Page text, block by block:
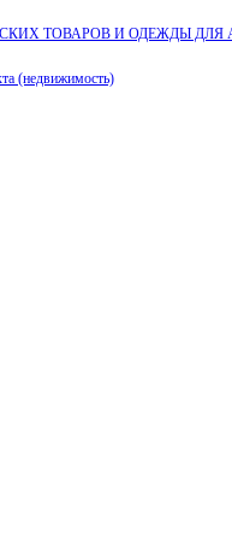
ТОВАРОВ И ОДЕЖДЫ ДЛЯ
(недвижимость)